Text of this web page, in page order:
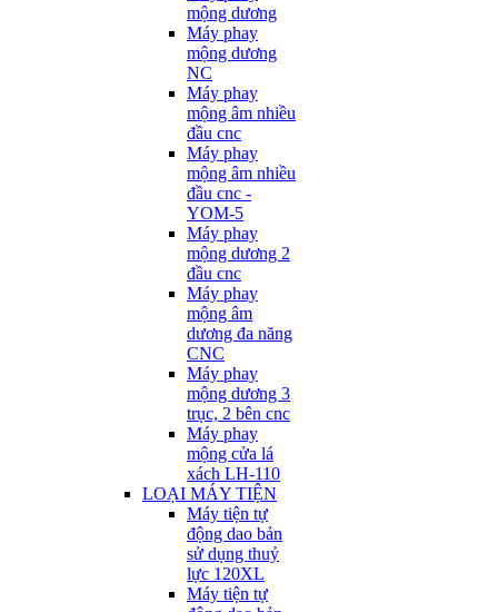
mộng dương
Máy phay
mộng dương
NC
Máy phay
mộng âm nhiều
đầu cnc
Máy phay
mộng âm nhiều
đầu cnc -
YOM-5
Máy phay
mộng dương 2
đầu cnc
Máy phay
mộng âm
dương đa năng
CNC
Máy phay
mộng dương 3
trục, 2 bên cnc
Máy phay
mộng cửa lá
xách LH-110
LOẠI MÁY TIỆN
Máy tiện tự
động dao bản
sử dụng thuỷ
lực 120XL
Máy tiện tự